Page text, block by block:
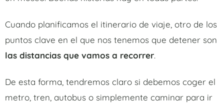
Cuando planificamos el itinerario de viaje, otro de los
puntos clave en el que nos tenemos que detener son
las distancias que vamos a recorrer.
De esta forma, tendremos claro si debemos coger el
metro, tren, autobus o simplemente caminar para ir